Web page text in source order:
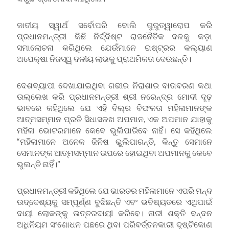
ଜାତୀୟ ସ୍ୱାର୍ଥ ସର୍ବୋପରି ବୋଲି ଗୁରୁତ୍ୱାରୋପ କରି
ପ୍ରଧାନମନ୍ତ୍ରୀ କିଛି ନିର୍ଦ୍ଦିଷ୍ଟ ରାଜନୈତିକ ଦଳକୁ କଡ଼ା
ସମାଲୋଚନା କରିଥିଲେ ଯେଉଁମାନେ ରାଷ୍ଟ୍ରର କଲ୍ୟାଣ
ଅପେକ୍ଷା ନିଜସ୍ୱ ଦଳୀୟ ଲାଭକୁ ପ୍ରାଥମିକତା ଦେଉଛନ୍ତି।
ଦେଶବ୍ୟାପୀ ଦେଖାଯାଇଥିବା ଗଭୀର ନିରାଶାର ବାତାବରଣ କଥା
ଉଲ୍ଲେଖ କରି ପ୍ରଧାନମନ୍ତ୍ରୀ ଶ୍ରୀ ନରେନ୍ଦ୍ର ମୋଦୀ ଦୃଢ଼
ଭାବରେ କହିଥିଲେ ଯେ ଏହି ବିଲ୍‌ର ବିଫଳତା ମହିଳାମାନଙ୍କ
ଆତ୍ମସମ୍ମାନ ପ୍ରତି ସିଧାସଳଖ ଅପମାନ, ଏକ ଅପମାନ ଯାହାକୁ
ମହିଳା ଭୋଟରମାନେ କେବେ ଭୁଲିପାରିବେ ନାହିଁ। ସେ କହିଥିଲେ
“ମହିଳାମାନେ ଅନେକ ଜିନିଷ ଭୁଲିପାରନ୍ତି, କିନ୍ତୁ ସେମାନେ
ସେମାନଙ୍କ ଆତ୍ମସମ୍ମାନ ଉପରେ ହୋଇଥିବା ଅପମାନକୁ କେବେ
ଭୁଲନ୍ତି ନାହିଁ।”
ପ୍ରଧାନମନ୍ତ୍ରୀ କହିଥିଲେ ଯେ ଭାରତର ମହିଳାମାନେ ଏପରି ମନ୍ଦ
ଉଦ୍ଦେଶ୍ୟକୁ ସମ୍ପୂର୍ଣ୍ଣ ବୁଝିଛନ୍ତି ଏବଂ ଭବିଷ୍ୟତରେ ଏଥିପାଇଁ
ଦାୟୀ ଲୋକଙ୍କୁ ଉତ୍ତରଦାୟୀ କରିବେ। ନାରୀ ଶକ୍ତି ବନ୍ଦନ
ଅଧିନିୟମ ସଂଶୋଧନ ପଛରେ ଥିବା ପରିବର୍ତ୍ତନକାରୀ ଦୃଷ୍ଟିକୋଣ